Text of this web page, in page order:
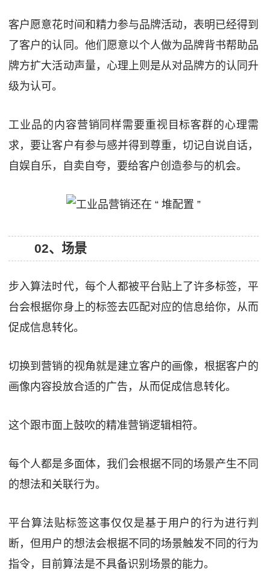
客户愿意花时间和精力参与品牌活动，表明已经得到
了客户的认同。他们愿意以个人做为品牌背书帮助品
牌方扩大活动声量，心理上则是从对品牌方的认同升
级为认可。
工业品的内容营销同样需要重视目标客群的心理需
求，要让客户有参与感并得到尊重，切记自说自话，
自娱自乐，自卖自夸，要给客户创造参与的机会。
02、场景
步入算法时代，每个人都被平台贴上了许多标签，平
台会根据你身上的标签去匹配对应的信息给你，从而
促成信息转化。
切换到营销的视角就是建立客户的画像，根据客户的
画像内容投放合适的广告，从而促成信息转化。
这个跟市面上鼓吹的精准营销逻辑相符。
每个人都是多面体，我们会根据不同的场景产生不同
的想法和关联行为。
平台算法贴标签这事仅仅是基于用户的行为进行判
断，但用户的想法会根据不同的场景触发不同的行为
指令，目前算法是不具备识别场景的能力。